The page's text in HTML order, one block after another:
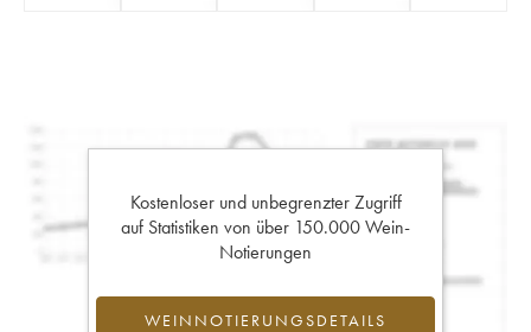
Kostenloser und unbegrenzter Zugriff
auf Statistiken von über 150.000 Wein-
Notierungen
WEINNOTIERUNGSDETAILS